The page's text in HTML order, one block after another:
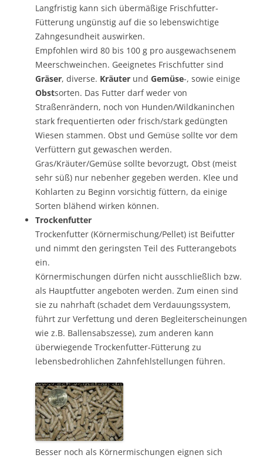
Langfristig kann sich übermäßige Frischfutter-
Fütterung ungünstig auf die so lebenswichtige
Zahngesundheit auswirken.
Empfohlen wird 80 bis 100 g pro ausgewachsenem
Meerschweinchen. Geeignetes Frischfutter sind
Gräser, diverse. Kräuter und Gemüse-, sowie einige
Obstsorten. Das Futter darf weder von
Straßenrändern, noch von Hunden/Wildkaninchen
stark frequentierten oder frisch/stark gedüngten
Wiesen stammen. Obst und Gemüse sollte vor dem
Verfüttern gut gewaschen werden.
Gras/Kräuter/Gemüse sollte bevorzugt, Obst (meist
sehr süß) nur nebenher gegeben werden. Klee und
Kohlarten zu Beginn vorsichtig füttern, da einige
Sorten blähend wirken können.
Trockenfutter
Trockenfutter (Körnermischung/Pellet) ist Beifutter
und nimmt den geringsten Teil des Futterangebots
ein.
Körnermischungen dürfen nicht ausschließlich bzw.
als Hauptfutter angeboten werden. Zum einen sind
sie zu nahrhaft (schadet dem Verdauungssystem,
führt zur Verfettung und deren Begleiterscheinungen
wie z.B. Ballensabszesse), zum anderen kann
überwiegende Trockenfutter-Fütterung zu
lebensbedrohlichen Zahnfehlstellungen führen.
Besser noch als Körnermischungen eignen sich